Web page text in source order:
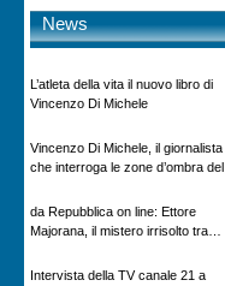
News
L’atleta della vita il nuovo libro di
Vincenzo Di Michele
Vincenzo Di Michele, il giornalista
che interroga le zone d’ombra del
da Repubblica on line: Ettore
Majorana, il mistero irrisolto tra
Intervista della TV canale 21 a